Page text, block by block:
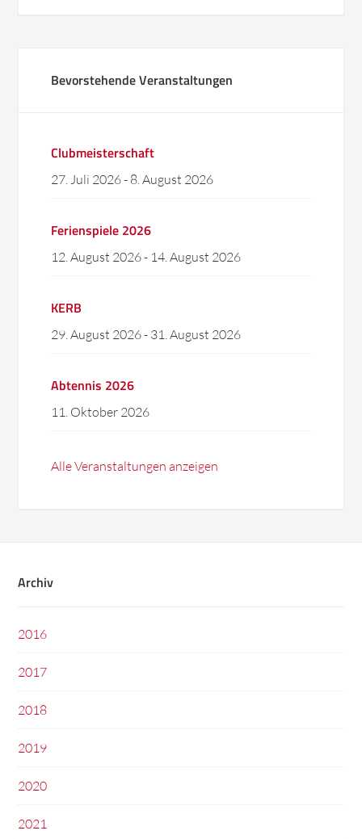
Bevorstehende Veranstaltungen
Clubmeisterschaft
27. Juli 2026- 8. August 2026
Ferienspiele 2026
12. August 2026- 14. August 2026
KERB
29. August 2026- 31. August 2026
Abtennis 2026
11. Oktober 2026
Alle Veranstaltungen anzeigen
Archiv
2016
2017
2018
2019
2020
2021